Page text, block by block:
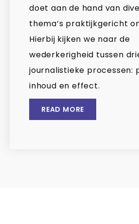
doet aan de hand van
thema’s praktijkgericht
Hierbij kijken we naar de
wederkerigheid tussen
journalistieke processen:
inhoud en effect.
READ MORE